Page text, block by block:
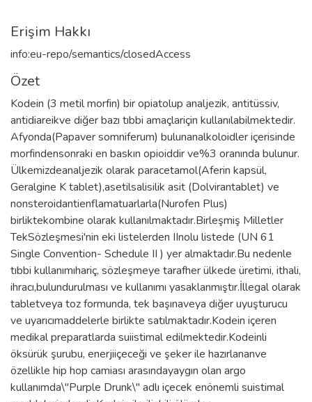
Erişim Hakkı
info:eu-repo/semantics/closedAccess
Özet
Kodein (3 metil morfin) bir opiatolup analjezik, antitüssiv,
antidiareikve diğer bazı tıbbi amaçlariçin kullanılabilmektedir.
Afyonda(Papaver somniferum) bulunanalkoloidler içerisinde
morfindensonraki en baskın opioiddir ve%3 oranında bulunur.
Ülkemizdeanaljezik olarak paracetamol(Aferin kapsül,
Geralgine K tablet),asetilsalisilik asit (Dolvirantablet) ve
nonsteroidantienflamatuarlarla(Nurofen Plus)
birliktekombine olarak kullanılmaktadır.Birleşmiş Milletler
TekSözleşmesi'nin eki listelerden IInolu listede (UN 61
Single Convention- Schedule II ) yer almaktadır.Bu nedenle
tıbbi kullanımıhariç, sözleşmeye tarafher ülkede üretimi, ithali,
ihracı,bulundurulması ve kullanımı yasaklanmıştır.İllegal olarak
tabletveya toz formunda, tek başınaveya diğer uyuşturucu
ve uyarıcımaddelerle birlikte satılmaktadır.Kodein içeren
medikal preparatlarda suiistimal edilmektedir.Kodeinli
öksürük şurubu, enerjiiçeceği ve şeker ile hazırlananve
özellikle hip hop camiası arasındayaygın olan argo
kullanımda\"Purple Drunk\" adlı içecek enönemli suistimal